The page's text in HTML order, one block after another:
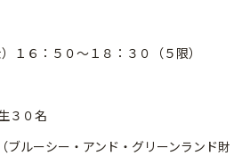
１６：５０～１８：３０（５限）
３０名
ルーシー・アンド・グリーンランド財